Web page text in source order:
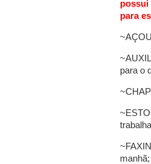
possui
para
para o
manhã;